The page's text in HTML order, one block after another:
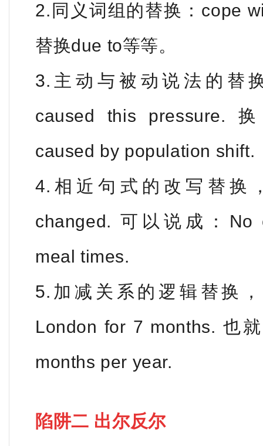
2.同义词组的替换：cope
替换due to等等。
3.主动与被动说法的替
caused this pressure.
caused by population shift.
4.相近句式的改写替换
changed. 可以说成：No
meal times.
5.加减关系的逻辑替换
London for 7 months. 也
months per year.
陷阱二 出尔反尔